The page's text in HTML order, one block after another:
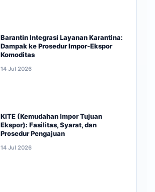
Barantin Integrasi Layanan Karantina:
Dampak ke Prosedur Impor-Ekspor
Komoditas
14 Jul 2026
KITE (Kemudahan Impor Tujuan
Ekspor): Fasilitas, Syarat, dan
Prosedur Pengajuan
14 Jul 2026